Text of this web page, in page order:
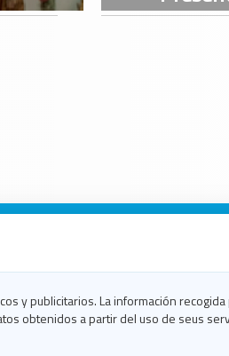
y publicitarios. La información
obtenidos a partir del uso de seus